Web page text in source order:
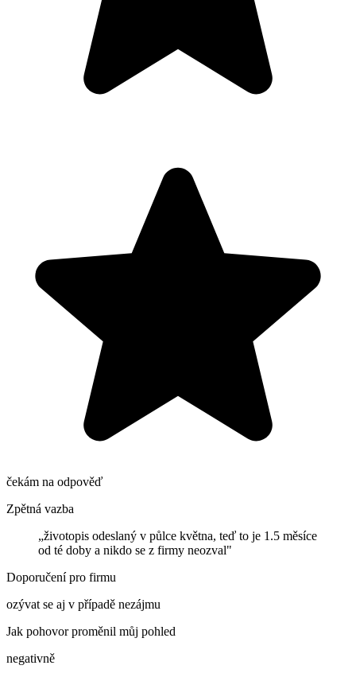
čekám na odpověď
Zpětná vazba
„životopis odeslaný v půlce května, teď to je 1.5 měsíce
od té doby a nikdo se z firmy neozval"
Doporučení pro firmu
ozývat se aj v případě nezájmu
Jak pohovor proměnil můj pohled
negativně